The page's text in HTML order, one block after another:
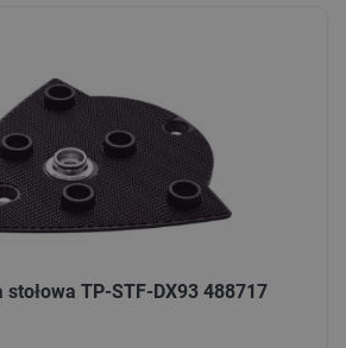
stołowa TP-STF-DX93 488717